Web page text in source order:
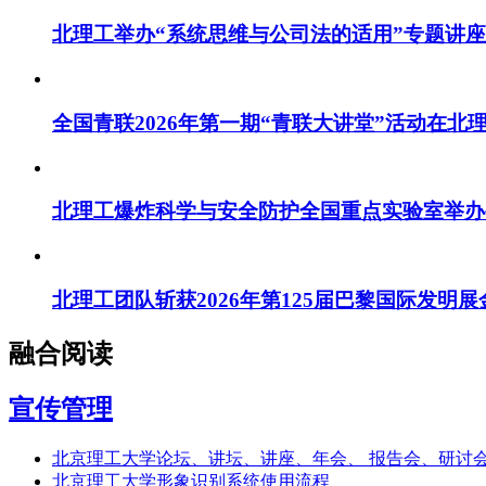
北理工举办“系统思维与公司法的适用”专题讲座
全国青联2026年第一期“青联大讲堂”活动在北
北理工爆炸科学与安全防护全国重点实验室举
北理工团队斩获2026年第125届巴黎国际发明展
融合阅读
宣传管理
北京理工大学论坛、讲坛、讲座、年会、 报告会、研讨
北京理工大学形象识别系统使用流程